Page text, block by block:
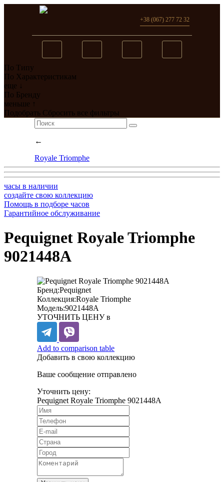
Вы добавили в сравнение
перейти
+38 (067) 277 72 32
По Типу
По Характеристикам
еще ↓
По Бренду
меньше ↑
Подобрать Сбросить все фильтры
←
Royale Triomphe
часы в наличии
создайте свою коллекцию
Помощь в подборе часов
Гарантийное обслуживание
Pequignet Royale Triomphe
9021448A
Бренд:Pequignet
Коллекция:Royale Triomphe
Модель:9021448A
УТОЧНИТЬ ЦЕНУ в
Add to comparison table
Добавить в свою коллекцию
Ваше сообщение отправлено
Уточнить цену:
Pequignet Royale Triomphe 9021448A